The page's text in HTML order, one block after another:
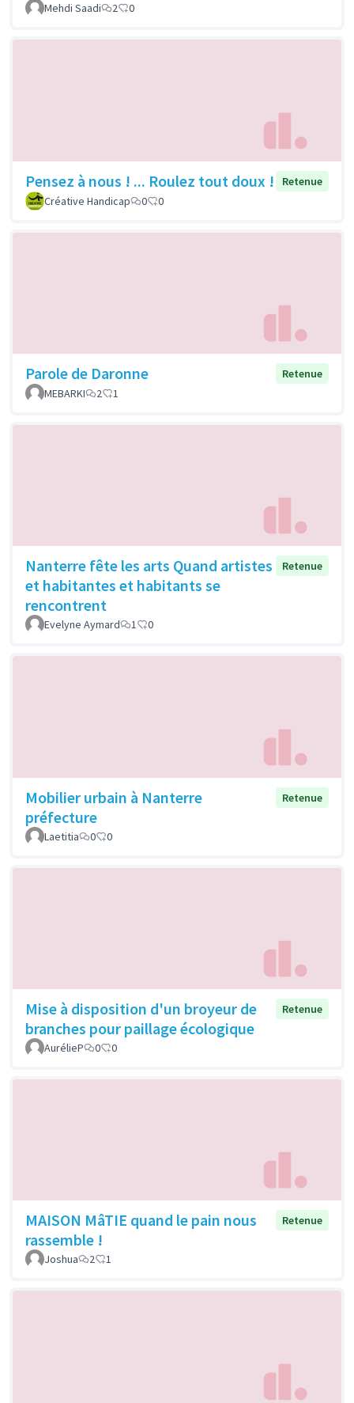
Mehdi Saadi 2 0
Pensez à nous ! ... Roulez tout doux !
Retenue
Créative Handicap
0 0
Parole de Daronne
Retenue
MEBARKI
2 1
Nanterre fête les arts Quand artistes
et habitantes et habitants se
rencontrent
Retenue
Evelyne Aymard 1 0
Mobilier urbain à Nanterre
préfecture
Retenue
Laetitia 0 0
Mise à disposition d'un broyeur de
branches pour paillage écologique
Retenue
AurélieP 0 0
MAISON MâTIE quand le pain nous
rassemble !
Retenue
Joshua 2 1